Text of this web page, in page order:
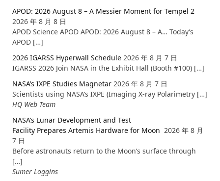
APOD: 2026 August 8 – A Messier Moment for Tempel 2
2026 年 8 月 8 日
APOD Science APOD APOD: 2026 August 8 – A… Today’s
APOD […]
2026 IGARSS Hyperwall Schedule 2026 年 8 月 7 日
IGARSS 2026 Join NASA in the Exhibit Hall (Booth #100) […]
NASA’s IXPE Studies Magnetar 2026 年 8 月 7 日
Scientists using NASA’s IXPE (Imaging X-ray Polarimetry […]
HQ Web Team
NASA’s Lunar Development and Test
Facility Prepares Artemis Hardware for Moon 2026 年 8 月
7 日
Before astronauts return to the Moon’s surface through
[…]
Sumer Loggins